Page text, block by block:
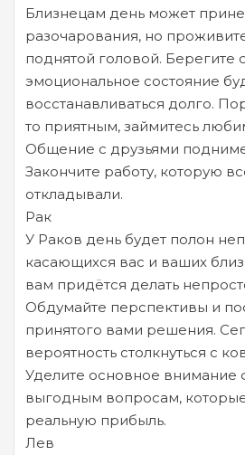
Близнецам день может
разочарования, но
поднятой головой. Берегите
эмоциональное состояние
восстанавливаться долго.
то приятным, займитесь
Общение с друзьями
Закончите работу, которую
откладывали.
Рак
У Раков день будет полон
касающихся вас и ваших
вам придётся делать
Обдумайте перспективы и
принятого вами решения.
вероятность столкнуться с
Уделите основное внимание
выгодным вопросам,
реальную прибыль.
Лев